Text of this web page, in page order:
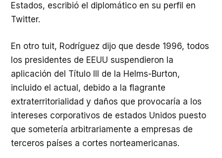
Estados, escribió el diplomático en su perfil en
Twitter.
En otro tuit, Rodríguez dijo que desde 1996, todos
los presidentes de EEUU suspendieron la
aplicación del Título III de la Helms-Burton,
incluido el actual, debido a la flagrante
extraterritorialidad y daños que provocaría a los
intereses corporativos de estados Unidos puesto
que sometería arbitrariamente a empresas de
terceros países a cortes norteamericanas.